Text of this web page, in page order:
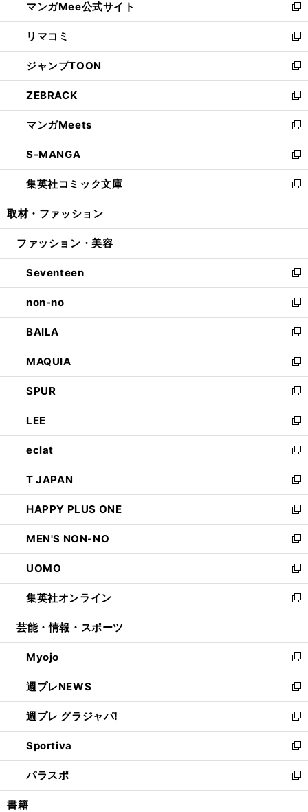
く
ド
ウ
で
開
く
ィ
ン
ド
ウ
で
開
く
い
ウ
ィ
ン
ド
ウ
で
開
く
マンガMee公式サイト
新
し
い
ウ
ィ
ン
ド
ウ
で
開
く
リマコミ
新
し
い
ウ
ィ
ン
ド
ウ
で
開
く
ジャンプTOON
新
し
い
ウ
ィ
ン
ド
ウ
で
開
ZEBRACK
新
し
い
ウ
ィ
ン
ド
ウ
開
マンガMeets
新
し
い
ウ
ィ
ン
ウ
開
く
S-MANGA
新
し
い
ウ
ン
ウ
で
開
く
集英社コミック文庫
新
し
ウ
ン
ド
ウ
で
開
く
取材・ファッション
ファッション・美容
Seventeen
新
し
い
ウ
ィ
ン
ド
ウ
で
開
く
non-no
新
し
い
ウ
ィ
ン
ド
ウ
で
開
く
BAILA
新
し
い
ウ
ィ
ン
ド
ウ
で
開
く
MAQUIA
新
し
い
ウ
ィ
ン
ド
ウ
で
開
く
SPUR
新
し
い
ウ
ィ
ン
ド
ウ
で
開
く
LEE
新
し
い
ウ
ィ
ン
ド
ウ
で
開
く
eclat
新
し
い
ウ
ィ
ン
ド
ウ
で
開
く
T JAPAN
新
し
い
ウ
ィ
ン
ド
ウ
で
開
HAPPY PLUS ONE
新
し
い
ウ
ィ
ン
ド
ウ
開
く
MEN'S NON-NO
新
し
い
ウ
ィ
ン
ウ
で
開
く
UOMO
新
し
い
ウ
ン
ド
ウ
で
開
く
集英社オンライン
新
し
ウ
ィ
ン
ド
ウ
で
開
く
芸能・情報・スポーツ
Myojo
新
し
い
ウ
ィ
ン
ド
ウ
で
開
週プレNEWS
新
し
い
ウ
ィ
ン
ド
ウ
週プレ グラジャパ!
新
し
い
ウ
ィ
ン
Sportiva
新
し
い
ウ
パラスポ
新
し
書籍